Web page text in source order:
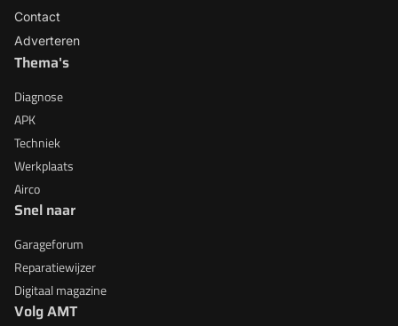
Contact
Adverteren
Thema's
Diagnose
APK
Techniek
Werkplaats
Airco
Snel naar
Garageforum
Reparatiewijzer
Digitaal magazine
Volg AMT